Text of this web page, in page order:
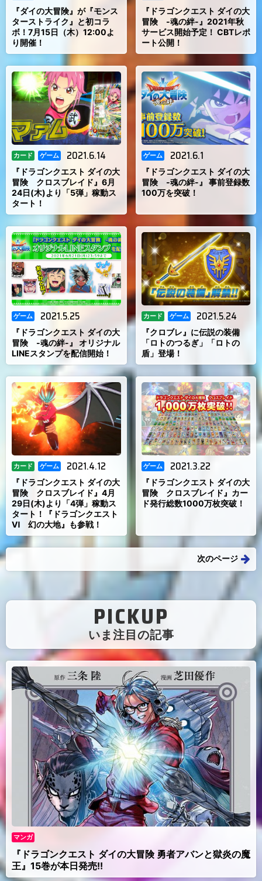
『ダイの大冒険』が『モンス
ターストライク』と初コラ
ボ！7月15日（木）12:00よ
り開催！
『ドラゴンクエスト ダイの大
冒険 -魂の絆-』2021年秋
サービス開始予定！ CBTレポ
ート公開！
カード ゲーム 2021.6.14
『ドラゴンクエスト ダイの大
冒険 クロスブレイド』6月
24日(木)より「5弾」稼動ス
タート！
ゲーム 2021.6.1
『ドラゴンクエスト ダイの大
冒険 -魂の絆-』 事前登録数
100万を突破！
ゲーム 2021.5.25
『ドラゴンクエスト ダイの大
冒険 -魂の絆-』 オリジナル
LINEスタンプを配信開始！
カード ゲーム 2021.5.24
『クロブレ』に伝説の装備
「ロトのつるぎ」「ロトの
盾」登場！
カード ゲーム 2021.4.12
『ドラゴンクエスト ダイの大
冒険 クロスブレイド』4月
29日(木)より「4弾」稼動ス
タート！『ドラゴンクエスト
Ⅵ 幻の大地』も参戦！
ゲーム 2021.3.22
『ドラゴンクエスト ダイの大
冒険 クロスブレイド』カー
ド発行総数1000万枚突破！
次のページ
PICKUP
いま注目の記事
）
マンガ
『ドラゴンクエスト ダイの大冒険 勇者アバンと獄炎の魔
王』15巻が本日発売!!